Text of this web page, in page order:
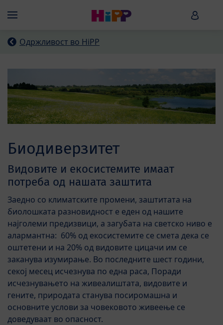
Menü HiPP
Одржливост во HiPP
Биодиверзитет
Видовите и екосистемите имаат
потреба од нашата заштита
Заедно со климатските промени, заштитата на
биолошката разновидност е еден од нашите
најголеми предизвици, а загубата на светско ниво е
алармантна: 60% од екосистемите се смета дека се
оштетени и на 20% од видовите цицачи им се
заканува изумирање. Во последните шест години,
секој месец исчезнува по една раса, Поради
исчезнувањето на живеалиштата, видовите и
гените, природата станува посиромашна и
основните услови за човековото живеење се
доведуваат во опасност.